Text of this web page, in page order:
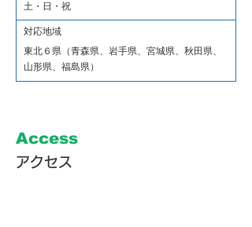
土・日・祝
​対応地域
東北６県（青森県、岩手県、宮城県、秋田県、
山形県、福島県）
Access
アクセス